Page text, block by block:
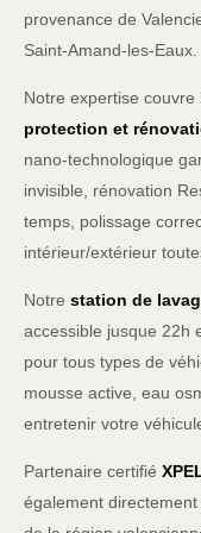
provenance de
Saint-Amand-les-Eaux.
Notre expertise
protection et
nano-technologique
invisible, rénovation
temps, polissage
intérieur/extérieur
Notre station de
accessible jusque 22h
pour tous types de
mousse active, eau
entretenir votre
Partenaire certifié
également